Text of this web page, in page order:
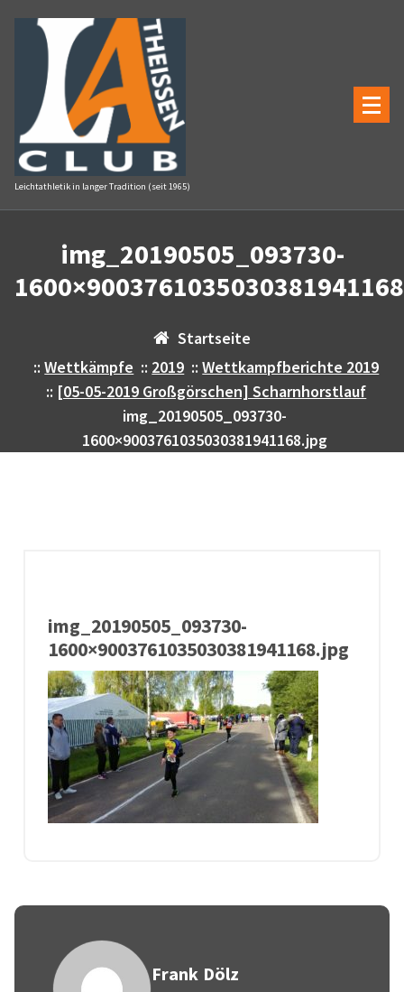
Inhalt
springen
Leichtathletik in langer Tradition (seit 1965)
img_20190505_093730-
Startseite
::Wettkämpfe :: 2019 ::Wettkampfberichte 2019
:: [05-05-2019 Großgörschen] Scharnhorstlauf
img_20190505_093730-
1600×9003761035030381941168.jpg
img_20190505_093730-
1600×9003761035030381941168.jpg
Frank Dölz